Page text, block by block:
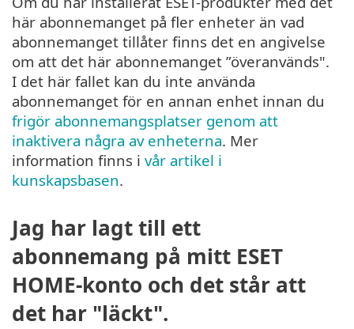
här abonnemanget på fler enheter än vad
abonnemanget tillåter finns det en angivelse
om att det här abonnemanget ”överanvänds".
I det här fallet kan du inte använda
abonnemanget för en annan enhet innan du
frigör abonnemangsplatser genom att
inaktivera några av enheterna. Mer
information finns i vår artikel i
kunskapsbasen.
Jag har lagt till ett
abonnemang på mitt ESET
HOME-konto och det står att
det har "läckt".